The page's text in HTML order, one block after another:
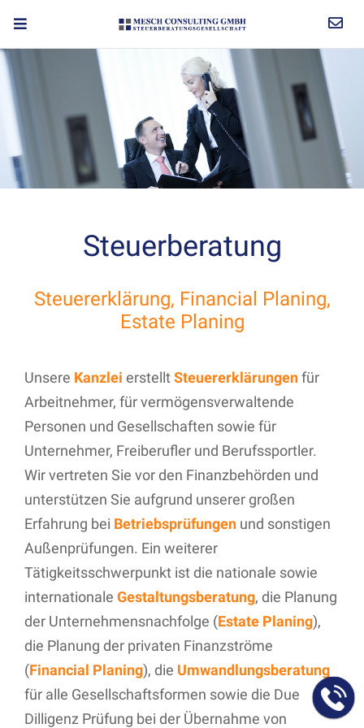
Steuerberatung
Steuererklärung, Financial Planing,
Estate Planing
Unsere Kanzlei erstelltSteuererklärungenfür
Arbeitnehmer, für vermögensverwaltende
Personen und Gesellschaften sowie für
Unternehmer, Freiberufler und Berufssportler.
Wir vertreten Sie vor den Finanzbehörden und
unterstützen Sie aufgrund unserer großen
Erfahrung bei Betriebsprüfungen und sonstigen
Außenprüfungen. Ein weiterer
Tätigkeitsschwerpunkt ist die nationale sowie
internationale Gestaltungsberatung, die Planung
der Unternehmensnachfolge (Estate Planing),
die Planung der privaten Finanzströme
(Financial Planing), die Umwandlungsberatung
für alle Gesellschaftsformen sowie die Due
Dilligenz Prüfung bei der Übernahme von